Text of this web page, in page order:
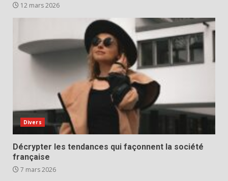
12 mars 2026
Divers
Décrypter les tendances qui façonnent la société
française
7 mars 2026